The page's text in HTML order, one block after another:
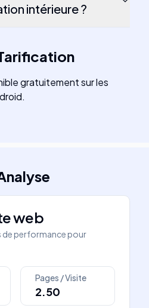
intérieure ?
gratuitement sur les
web
de performance pour
Pages / Visite
2.50